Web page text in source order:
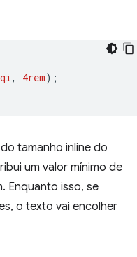
, 4rem);
tamanho inline do
um valor mínimo de
Enquanto isso, se
o texto vai encolher